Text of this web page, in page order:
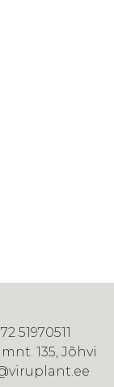
51970511
135, Jõhvi